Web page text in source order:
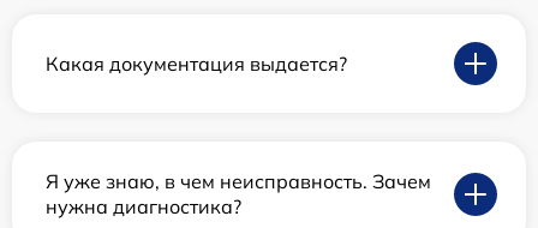
Какая документация выдается?
Я уже знаю, в чем неисправность. Зачем
нужна диагностика?